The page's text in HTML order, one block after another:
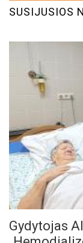
SUSIJUSIOS
Gydytojas